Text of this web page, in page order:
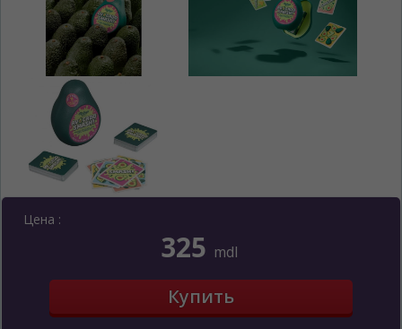
Цена :
325 mdl